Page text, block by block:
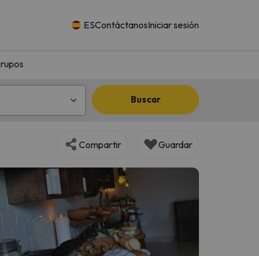
ESContáctanosIniciar sesión
Buscar
Compartir Guardar